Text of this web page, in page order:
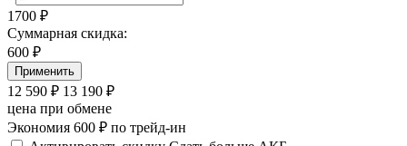
1700 ₽
Суммарная скидка:
600 ₽
Применить
12 590 ₽ 13 190 ₽
цена при обмене
Экономия 600 ₽ по трейд-ин